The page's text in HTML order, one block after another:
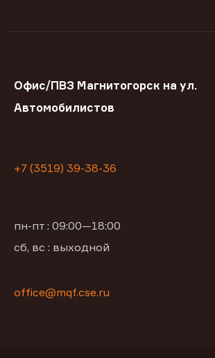
Офис/ПВЗ Магнитогорск на ул.
Автомобилистов
+7 (3519) 39-38-36
пн-пт : 09:00—18:00
сб, вс : выходной
office@mqf.cse.ru